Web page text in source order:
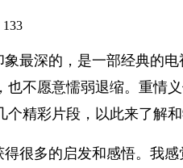
133
象最深的，是一部经典的
也不愿意懦弱退缩。重情
精彩片段，以此来了解和
很多的启发和感悟。我